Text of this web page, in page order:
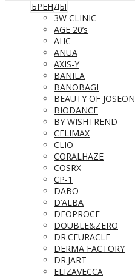
БРЕНДЫ
3W CLINIC
AGE 20’s
AHC
ANUA
AXIS-Y
BANILA
BANOBAGI
BEAUTY OF JOSEON
BIODANCE
BY WISHTREND
CELIMAX
CLIO
CORALHAZE
COSRX
CP-1
DABO
D’ALBA
DEOPROCE
DOUBLE&ZERO
DR.CEURACLE
DERMA FACTORY
DR.JART
ELIZAVECCA